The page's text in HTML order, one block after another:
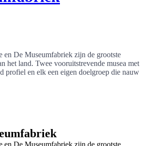
en De Museumfabriek zijn de grootste
het land. Twee vooruitstrevende musea met
profiel en elk een eigen doelgroep die nauw